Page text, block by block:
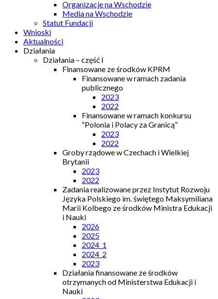
Organizacje na Wschodzie
Media na Wschodzie
Statut Fundacji
Wnioski
Aktualności
Działania
Działania – część I
Finansowane ze środków KPRM
Finansowane w ramach zadania
publicznego
2023
2022
Finansowane w ramach konkursu
“Polonia i Polacy za Granicą”
2023
2022
Groby rządowe w Czechach i Wielkiej
Brytanii
2023
2022
Zadania realizowane przez Instytut Rozwoju
Języka Polskiego im. świętego Maksymiliana
Marii Kolbego ze środków Ministra Edukacji
i Nauki
2026
2025
2024_1
2024_2
2023
Działania finansowane ze środków
otrzymanych od Ministerstwa Edukacji i
Nauki